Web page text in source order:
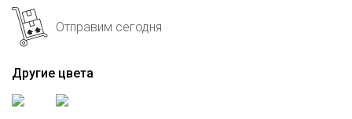
Отправим сегодня
Другие цвета